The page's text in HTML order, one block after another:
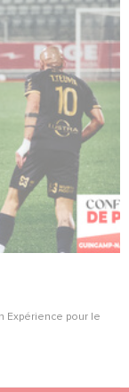
Expérience pour le